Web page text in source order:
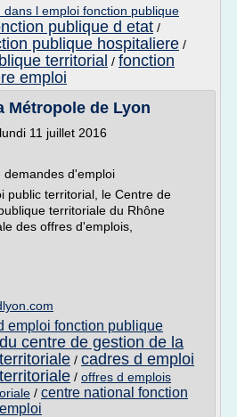
dans l emploi fonction publique
publique d etat /
publique hospitaliere /
territorial / fonction
emploi
Métropole de Lyon
11 juillet 2016
demandes d'emploi
public territorial, le Centre de
territoriale du Rhône
des offres d'emplois,
emploi fonction publique
centre de gestion de la
/ cadres d emploi
/ offres d emplois
/ centre national fonction